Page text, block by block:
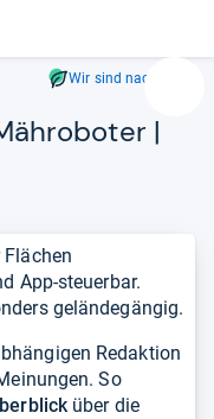
Geben
und
Wir sind nachhaltig
|
App-steuerbar.
geländegängig.
Redaktion
So
über die